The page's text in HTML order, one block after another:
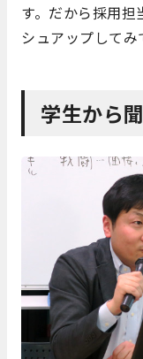
す。だから採用
シュアップしてみ
学生から